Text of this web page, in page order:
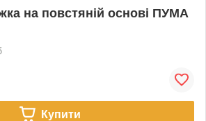
на повстяній основі ПУМА
Купити